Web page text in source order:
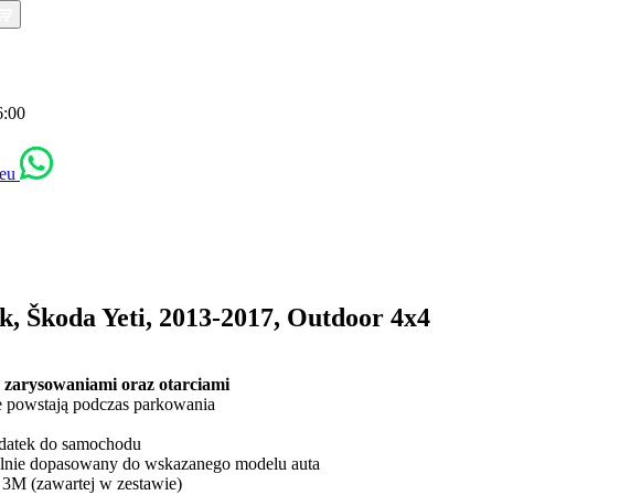
Škoda Yeti, 2013-2017, Outdoor 4x4
oraz otarciami
podczas parkowania
do samochodu
dopasowany do wskazanego modelu auta
(zawartej w zestawie)